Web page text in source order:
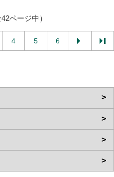
ページ中）
4 5 6